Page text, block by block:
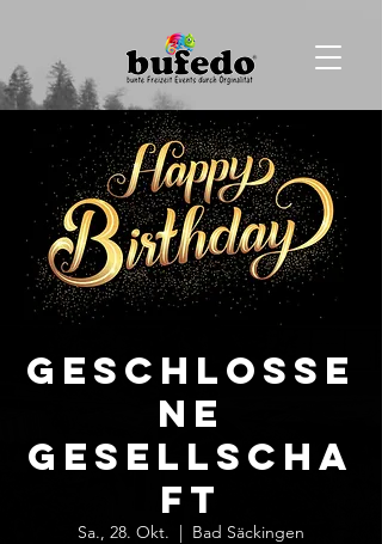
Geschlosse
ne
Gesellscha
ft
Sa., 28. Okt.
  |
Bad Säckingen